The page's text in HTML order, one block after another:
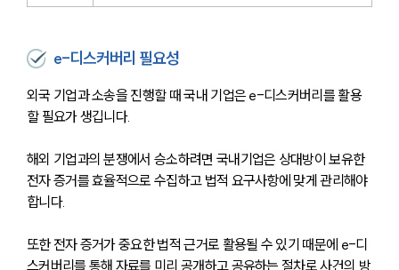
e-디스커버리 필요성
외국 기업과 소송을 진행할 때 국내 기업은 e-디스커버리를 활용
할 필요가 생깁니다.
해외 기업과의 분쟁에서 승소하려면 국내기업은 상대방이 보유한
전자 증거를 효율적으로 수집하고 법적 요구사항에 맞게 관리해야
합니다.
또한 전자 증거가 중요한 법적 근거로 활용될 수 있기 때문에 e-디
스커버리를 통해 자료를 미리 공개하고 공유하는 절차로 사건의 방